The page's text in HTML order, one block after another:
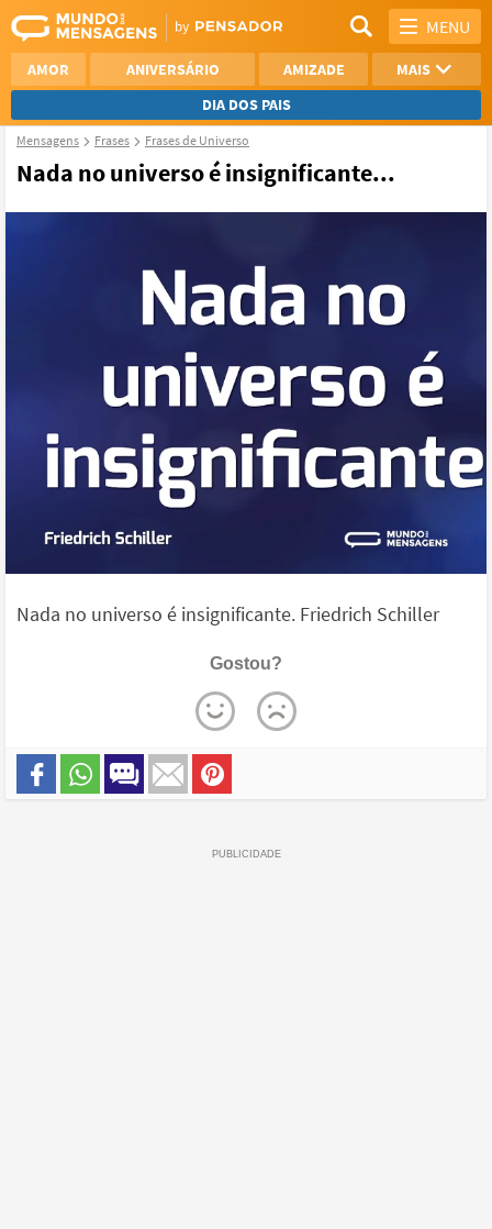
MENU
AMOR ANIVERSÁRIO AMIZADE
MAIS
DIA DOS PAIS
REFLEXÃO
AGRADECIMENTO
Mensagens Frases Frases de Universo
Nada no universo é insignificante...
Nada no universo é insignificante. Friedrich Schiller
Gostou?